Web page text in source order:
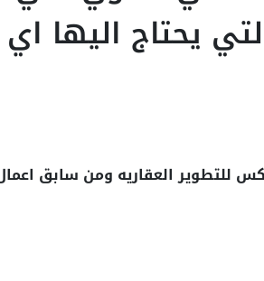
يحتاج اليها
للتطوير العقاريه ومن سابق